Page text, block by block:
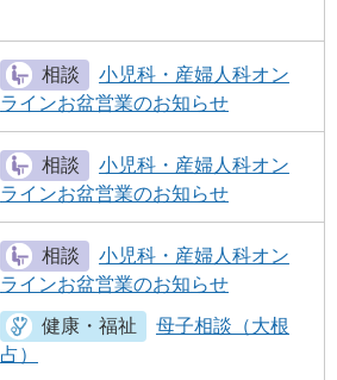
小児科・産婦人科オン
ラインお盆営業のお知らせ
小児科・産婦人科オン
ラインお盆営業のお知らせ
小児科・産婦人科オン
ラインお盆営業のお知らせ
母子相談（大根
占）